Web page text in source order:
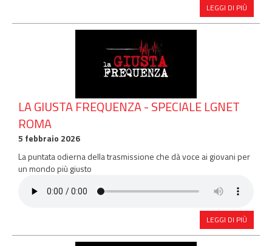
LEGGI DI PIÙ
LA GIUSTA FREQUENZA - SPECIALE LGNET
ROMA
5 febbraio 2026
La puntata odierna della trasmissione che dà voce ai giovani per
un mondo più giusto
LEGGI DI PIÙ